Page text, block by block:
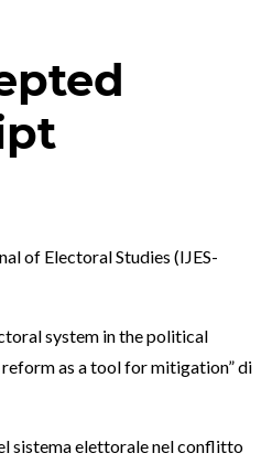
of Electoral Studies (IJES-
system in the political
as a tool for mitigation” di
sistema elettorale nel conflitto